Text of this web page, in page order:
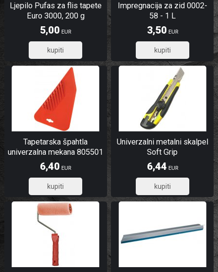
Ljepilo Pufas za flis tapete
Euro 3000, 200 g
5,00 EUR
4,00
Impregnacija za zid 0002-
58 - 1 L
3,50 EUR
2,80
Tapetarska špahtla
univerzalna mekana 805501
6,40 EUR
5,12
Univerzalni metalni skalpel
Soft Grip
6,44 EUR
5,15